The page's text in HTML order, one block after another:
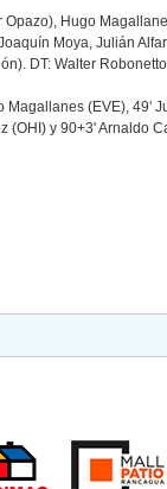
Opazo), Hugo
Moya, Julián
DT: Walter
Magallanes (EVE), 49'
(OHI) y 90+3' Arnaldo